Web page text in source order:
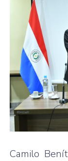
Camilo